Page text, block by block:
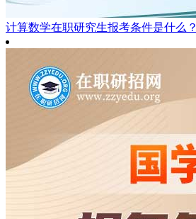
计算数学在职研究生报考条件是什么？